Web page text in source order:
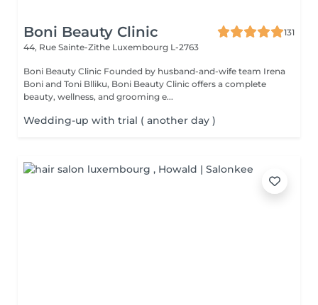
Boni Beauty Clinic
131
44, Rue Sainte-Zithe Luxembourg L-2763
Boni Beauty Clinic Founded by husband-and-wife team Irena
Boni and Toni Blliku, Boni Beauty Clinic offers a complete
beauty, wellness, and grooming e...
Wedding-up with trial ( another day )